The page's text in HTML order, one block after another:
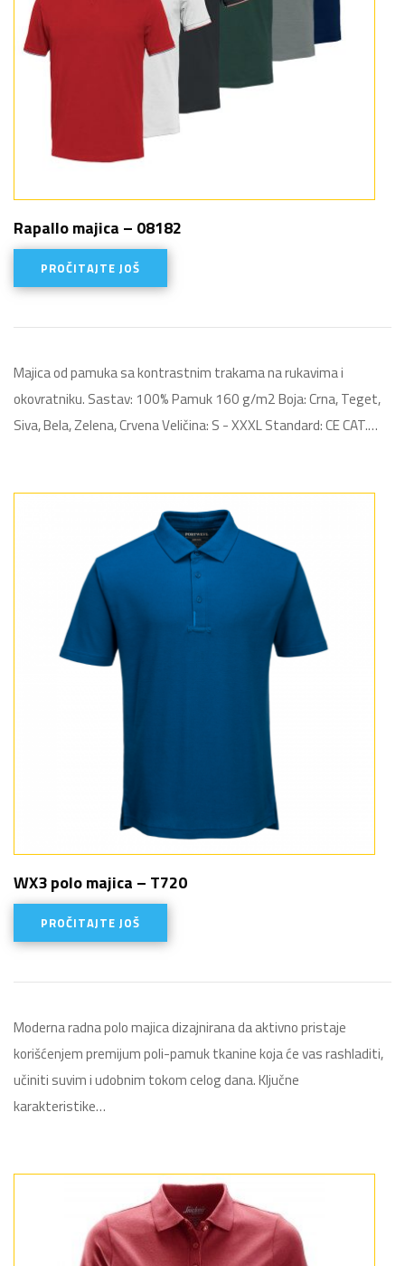
Rapallo majica – 08182
PROČITAJTE JOŠ
Majica od pamuka sa kontrastnim trakama na rukavima i
okovratniku. Sastav: 100% Pamuk 160 g/m2 Boja: Crna, Teget,
Siva, Bela, Zelena, Crvena Veličina: S - XXXL Standard: CE CAT.…
WX3 polo majica – T720
PROČITAJTE JOŠ
Moderna radna polo majica dizajnirana da aktivno pristaje
korišćenjem premijum poli-pamuk tkanine koja će vas rashladiti,
učiniti suvim i udobnim tokom celog dana. Ključne
karakteristike…